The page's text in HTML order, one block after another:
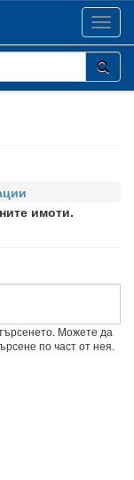
имоти.
Можете да
по част от нея.